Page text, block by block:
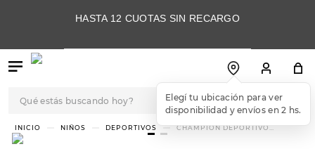
HASTA 12 CUOTAS SIN RECARGO
Elegí tu ubicación para ver
disponibilidad y envíos en 2 hs.
NIÑOS DEPORTIVOS
CHAMPION DEPORTIVO
TÉRMINOS MÁS
BUSCADOS